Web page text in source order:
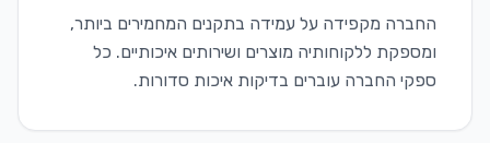
החברה מקפידה על עמידה בתקנים המחמירים ביותר,
ומספקת ללקוחותיה מוצרים ושירותים איכותיים. כל
ספקי החברה עוברים בדיקות איכות סדורות.